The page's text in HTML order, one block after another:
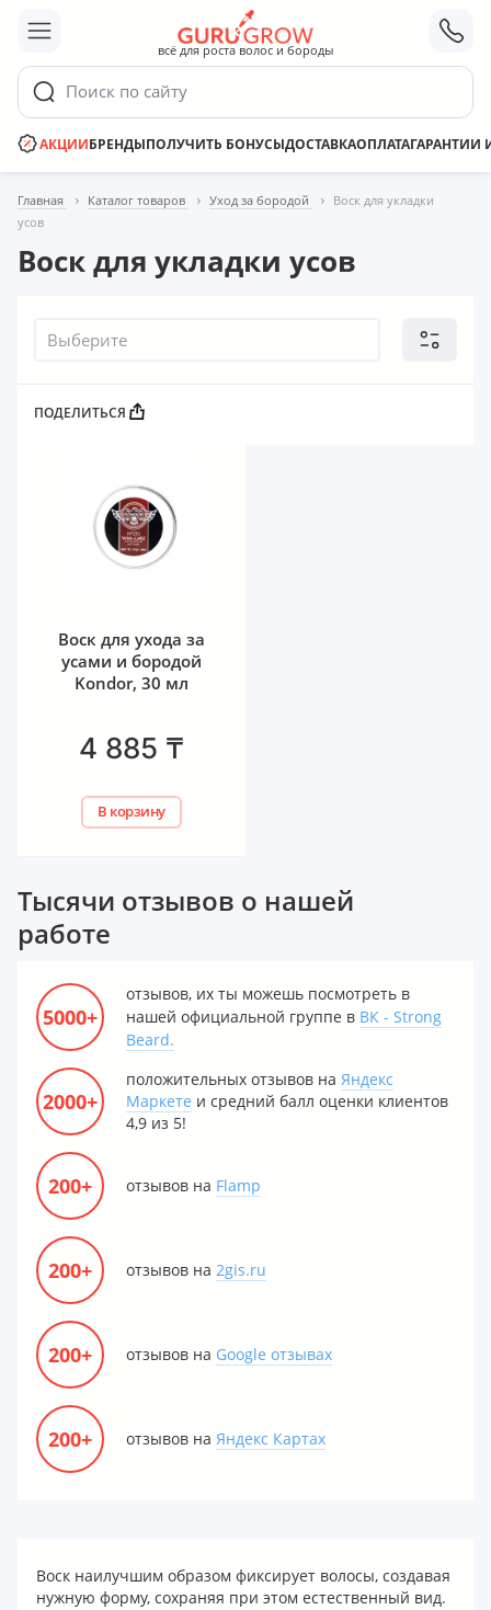
всё для роста волос и бороды
Поиск по сайту
АКЦИИБРЕНДЫПОЛУЧИТЬ БОНУСЫДОСТАВКАОПЛАТАГАРАНТИИ
Главная Каталог товаров Уход за бородой
Воск для укладки
усов
Воск для укладки усов
Выберите
ПОДЕЛИТЬСЯ
Воск для ухода за
усами и бородой
Kondor, 30 мл
4 885 ₸
В корзину
Тысячи отзывов о нашей
работе
5000+
отзывов, их ты можешь посмотреть в
нашей официальной группе в ВК - Strong
Beard.
2000+
положительных отзывов на Яндекс
Маркете и средний балл оценки клиентов
4,9 из 5!
200+ отзывов на Flamp
200+ отзывов на 2gis.ru
200+ отзывов на Google отзывах
200+ отзывов на Яндекс Картах
Воск наилучшим образом фиксирует волосы, создавая
нужную форму, сохраняя при этом естественный вид.